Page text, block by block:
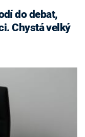
do debat,
Chystá velký